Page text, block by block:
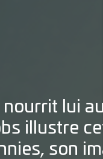
nourrit lui
illustre
son